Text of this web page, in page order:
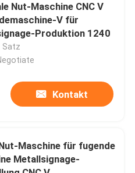
das Maschine fugt
fugt
Nut-Maschine CNC V
V für
Produktion 1240
Satz
Kontakt
Maschine für fugende
Metallsignage-